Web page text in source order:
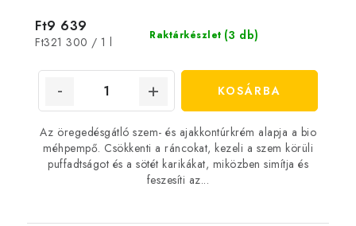
Raktárkészlet (3 db)
Ft9 639
Egységár:
Ft321 300 / 1 l
KOSÁRBA
Az öregedésgátló szem- és ajakkontúrkrém alapja a bio
méhpempő. Csökkenti a ráncokat, kezeli a szem körüli
puffadtságot és a sötét karikákat, miközben simítja és
feszesíti az...